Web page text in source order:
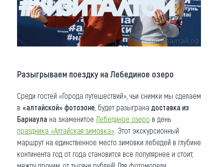
Разыгрываем поездку на Лебединое озеро
Среди гостей «Города путешествий», чьи снимки мы сделаем
в «алтайской» фотозоне , будет разыграна доставка из
Барнаула на знаменитое Лебединое озеро в день
праздника «Алтайская зимовка» . Этот экскурсионный
маршрут на единственное место зимовки лебедей в глубине
континента год от года становится все популярнее и стоит,